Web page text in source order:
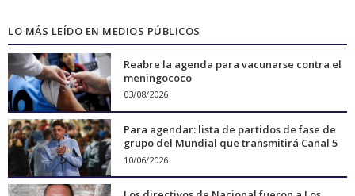
LO MÁS LEÍDO EN MEDIOS PÚBLICOS
Reabre la agenda para vacunarse contra el
meningococo
03/08/2026
Para agendar: lista de partidos de fase de
grupo del Mundial que transmitirá Canal 5
10/06/2026